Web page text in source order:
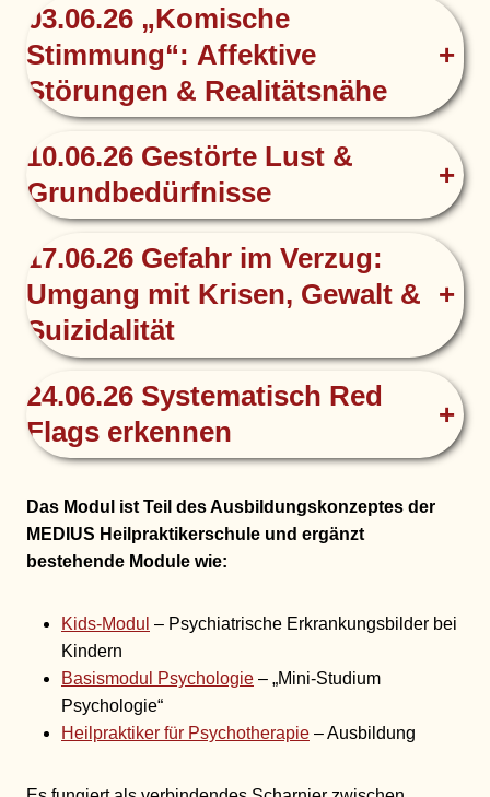
03.06.26 „Komische
Stimmung“: Affektive
Störungen & Realitätsnähe
+
10.06.26 Gestörte Lust &
Grundbedürfnisse
+
17.06.26 Gefahr im Verzug:
Umgang mit Krisen, Gewalt &
Suizidalität
+
24.06.26 Systematisch Red
Flags erkennen
+
Das Modul ist Teil des Ausbildungskonzeptes der
MEDIUS Heilpraktikerschule und ergänzt
bestehende Module wie:
Kids-Modul – Psychiatrische Erkrankungsbilder bei
Kindern
Basismodul Psychologie – „Mini-Studium
Psychologie“
Heilpraktiker für Psychotherapie – Ausbildung